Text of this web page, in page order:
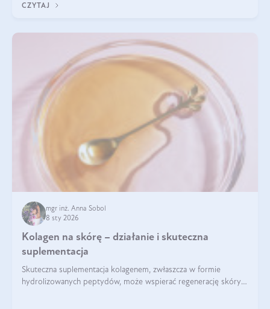
osłabienie włosów.
CZYTAJ
mgr inż. Anna Sobol
8 sty 2026
Kolagen na skórę – działanie i skuteczna
suplementacja
Skuteczna suplementacja kolagenem, zwłaszcza w formie
hydrolizowanych peptydów, może wspierać regenerację skóry i